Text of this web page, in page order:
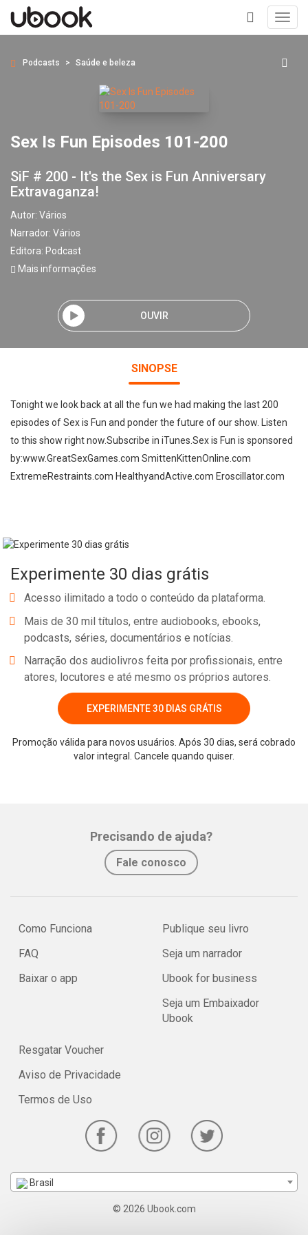
+
Podcasts Saúde e beleza
Sex Is Fun Episodes 101-200
SiF # 200 - It's the Sex is Fun Anniversary
Extravaganza!
Autor: Vários
Narrador: Vários
Editora: Podcast
Mais informações
OUVIR
SINOPSE
Tonight we look back at all the fun we had making the last 200
episodes of Sex is Fun and ponder the future of our show. Listen
to this show right now.Subscribe in iTunes.Sex is Fun is sponsored
by:www.GreatSexGames.com SmittenKittenOnline.com
ExtremeRestraints.com HealthyandActive.com Eroscillator.com
Experimente 30 dias grátis
Acesso ilimitado a todo o conteúdo da plataforma.
Mais de 30 mil títulos, entre audiobooks, ebooks,
podcasts, séries, documentários e notícias.
Narração dos audiolivros feita por profissionais, entre
atores, locutores e até mesmo os próprios autores.
EXPERIMENTE 30 DIAS GRÁTIS
Promoção válida para novos usuários. Após 30 dias, será cobrado
valor integral. Cancele quando quiser.
Precisando de ajuda?
Fale conosco
Como Funciona
FAQ
Baixar o app
Publique seu livro
Seja um narrador
Ubook for business
Seja um Embaixador
Ubook
Resgatar Voucher
Aviso de Privacidade
Termos de Uso
Brasil
© 2026 Ubook.com